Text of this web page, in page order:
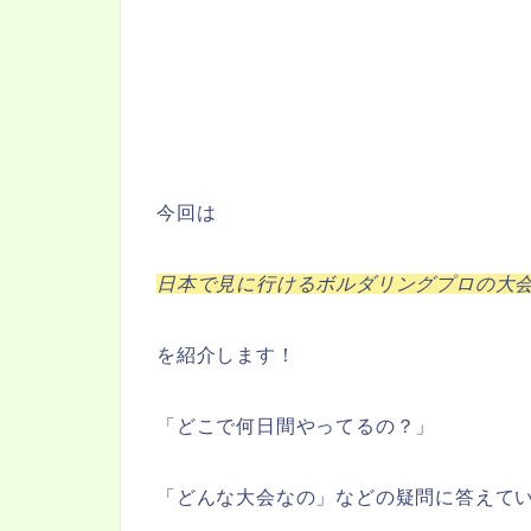
今回は
日本で見に行けるボルダリングプロの大
を紹介します！
「どこで何日間やってるの？」
「どんな大会なの」などの疑問に答えて